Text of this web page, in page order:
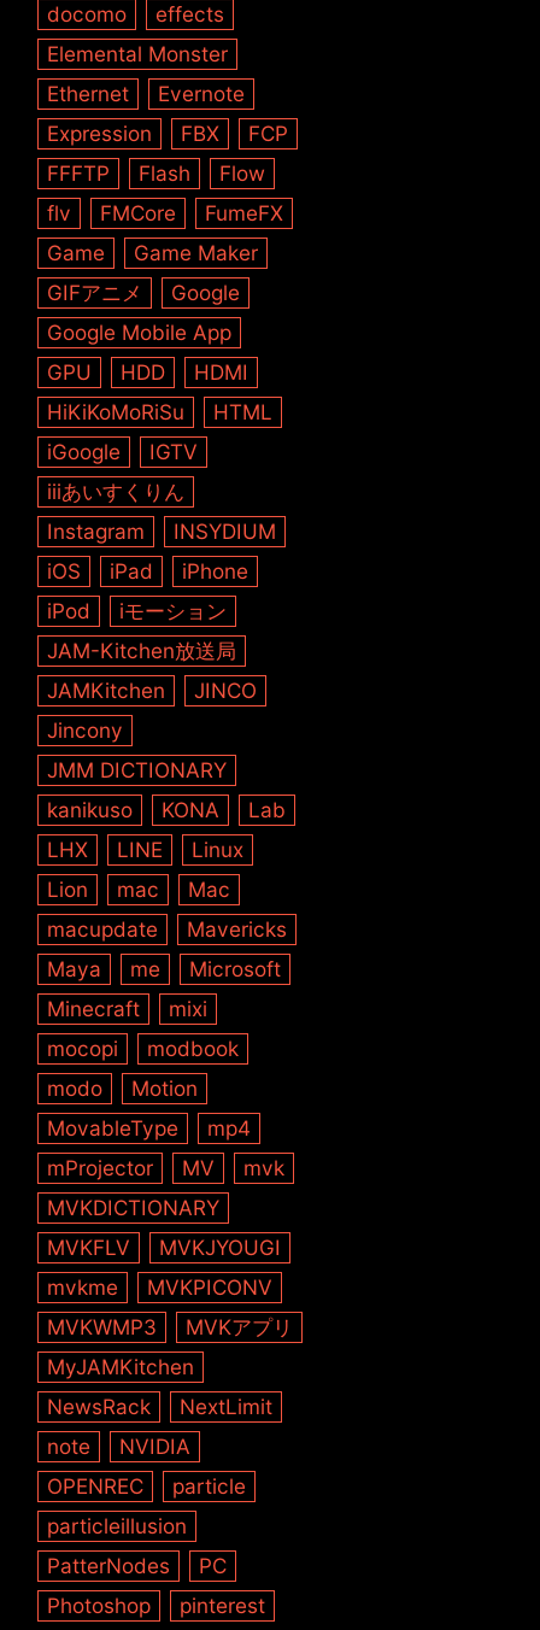
docomo
effects
Elemental Monster
Ethernet
Evernote
Expression
FBX
FCP
FFFTP
Flash
Flow
flv
FMCore
FumeFX
Game
Game Maker
GIFアニメ
Google
Google Mobile App
GPU
HDD
HDMI
HiKiKoMoRiSu
HTML
iGoogle
IGTV
iiiあいすくりん
Instagram
INSYDIUM
iOS
iPad
iPhone
iPod
iモーション
JAM-Kitchen放送局
JAMKitchen
JINCO
Jincony
JMM DICTIONARY
kanikuso
KONA
Lab
LHX
LINE
Linux
Lion
mac
Mac
macupdate
Mavericks
Maya
me
Microsoft
Minecraft
mixi
mocopi
modbook
modo
Motion
MovableType
mp4
mProjector
MV
mvk
MVKDICTIONARY
MVKFLV
MVKJYOUGI
mvkme
MVKPICONV
MVKWMP3
MVKアプリ
MyJAMKitchen
NewsRack
NextLimit
note
NVIDIA
OPENREC
particle
particleillusion
PatterNodes
PC
Photoshop
pinterest